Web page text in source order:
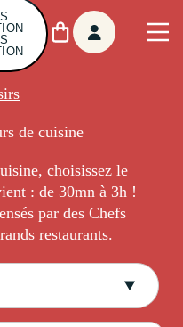
de cuisine
choisissez le
: de 30mn à 3h !
par des Chefs
restaurants.